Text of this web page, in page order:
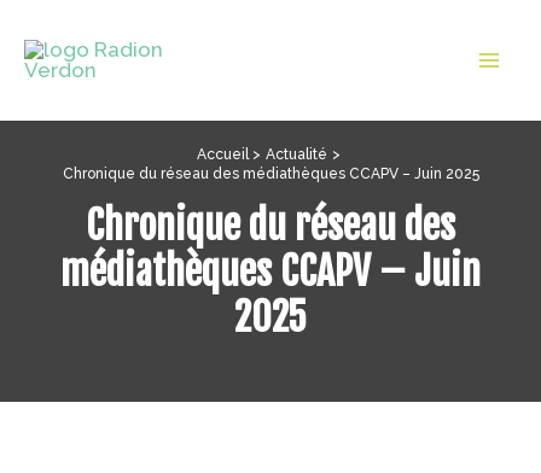
contenu
Accueil
Actualité
Chronique du réseau des médiathèques CCAPV – Juin 2025
Chronique du réseau des
médiathèques CCAPV – Juin
2025